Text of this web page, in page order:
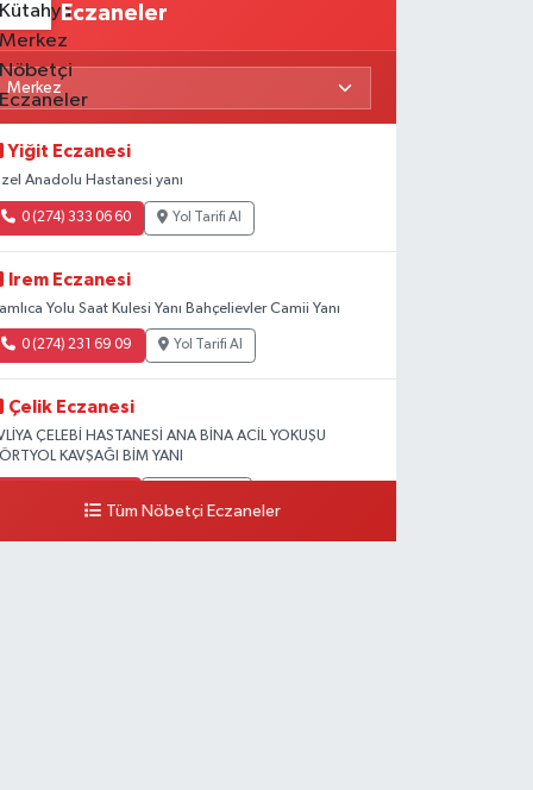
Eczaneler
Yiğit Eczanesi
Anadolu Hastanesi yanı
0 (274) 333 06 60 Yol Tarifi Al
Irem Eczanesi
Yolu Saat Kulesi Yanı Bahçelievler Camii Yanı
0 (274) 231 69 09 Yol Tarifi Al
Çelik Eczanesi
ÇELEBİ HASTANESİ ANA BİNA ACİL YOKUŞU
KAVŞAĞI BİM YANI
Tüm Nöbetçi Eczaneler